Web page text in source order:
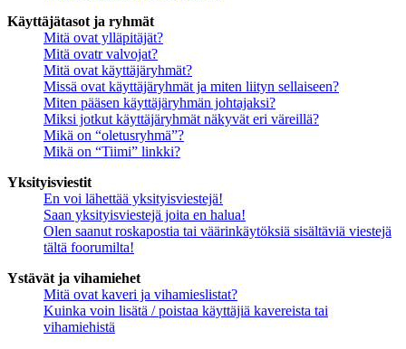
Käyttäjätasot ja ryhmät
Mitä ovat ylläpitäjät?
Mitä ovatr valvojat?
Mitä ovat käyttäjäryhmät?
Missä ovat käyttäjäryhmät ja miten liityn sellaiseen?
Miten pääsen käyttäjäryhmän johtajaksi?
Miksi jotkut käyttäjäryhmät näkyvät eri väreillä?
Mikä on “oletusryhmä”?
Mikä on “Tiimi” linkki?
Yksityisviestit
En voi lähettää yksityisviestejä!
Saan yksityisviestejä joita en halua!
Olen saanut roskapostia tai väärinkäytöksiä sisältäviä viestejä
tältä foorumilta!
Ystävät ja vihamiehet
Mitä ovat kaveri ja vihamieslistat?
Kuinka voin lisätä / poistaa käyttäjiä kavereista tai
vihamiehistä